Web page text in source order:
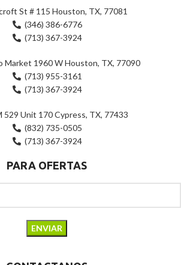
St # 115 Houston, TX, 77081
(346) 386-6776
(713) 367-3924
Market 1960 W Houston, TX, 77090
(713) 955-3161
(713) 367-3924
529 Unit 170 Cypress, TX, 77433
(832) 735-0505
(713) 367-3924
PARA OFERTAS